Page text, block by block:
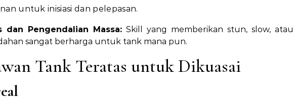
untuk inisiasi dan pelepasan.
dan Pengendalian Massa: Skill yang memberikan stun, slow, atau
sangat berharga untuk tank mana pun.
Tank Teratas untuk Dikuasai